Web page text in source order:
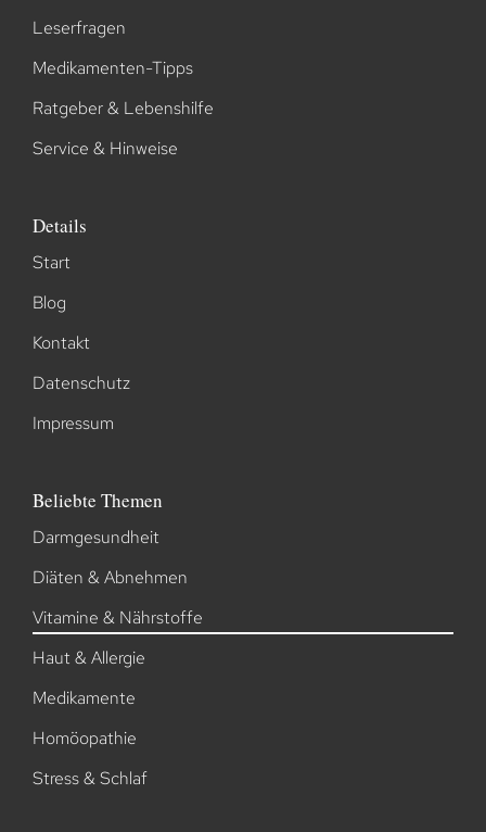
Leserfragen
Medikamenten-Tipps
Ratgeber & Lebenshilfe
Service & Hinweise
Details
Start
Blog
Kontakt
Datenschutz
Impressum
Beliebte Themen
Darmgesundheit
Diäten & Abnehmen
Vitamine & Nährstoffe
Haut & Allergie
Medikamente
Homöopathie
Stress & Schlaf